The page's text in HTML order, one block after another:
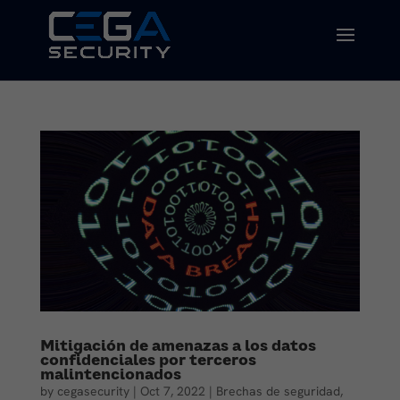
Mitigación de amenazas a los datos
confidenciales por terceros
malintencionados
by cegasecurity| Oct 7, 2022 | Brechas de seguridad,